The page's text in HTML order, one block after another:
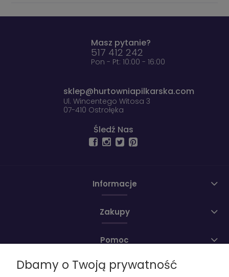
Masz pytanie?
517 412 242
Pon - Pt: 10:00 - 16:00
sklep@hurtowniapilkarska.com
Ul. Wincentego Witosa 3
07-410 Ostrołęka
Śledź Nas
Informacje
Zakupy
Pomoc
Moje konto
Dbamy o Twoją prywatność